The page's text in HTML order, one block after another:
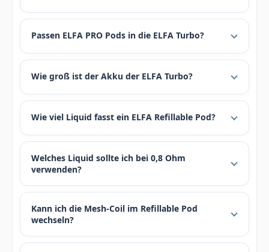
Passen ELFA PRO Pods in die ELFA Turbo?
Wie groß ist der Akku der ELFA Turbo?
Wie viel Liquid fasst ein ELFA Refillable Pod?
Welches Liquid sollte ich bei 0,8 Ohm
verwenden?
Kann ich die Mesh-Coil im Refillable Pod
wechseln?